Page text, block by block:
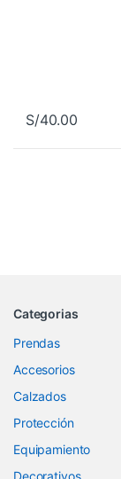
S/40.00
Categorias
Prendas
Accesorios
Calzados
Protección
Equipamiento